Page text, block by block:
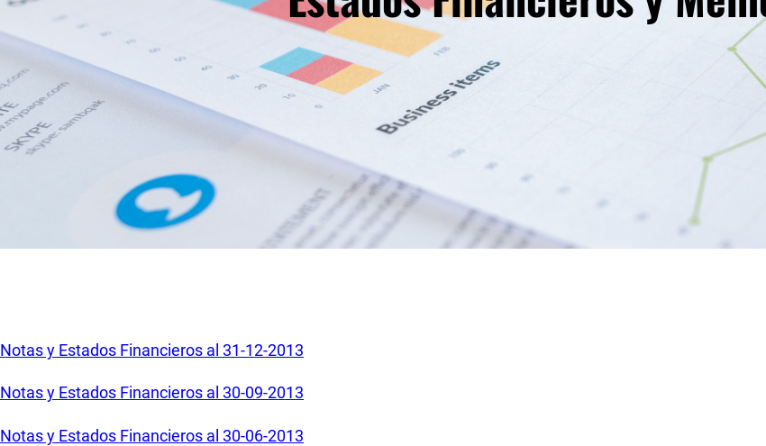
Notas y Estados Financieros al 31-12-2013
Notas y Estados Financieros al 30-09-2013
Notas y Estados Financieros al 30-06-2013